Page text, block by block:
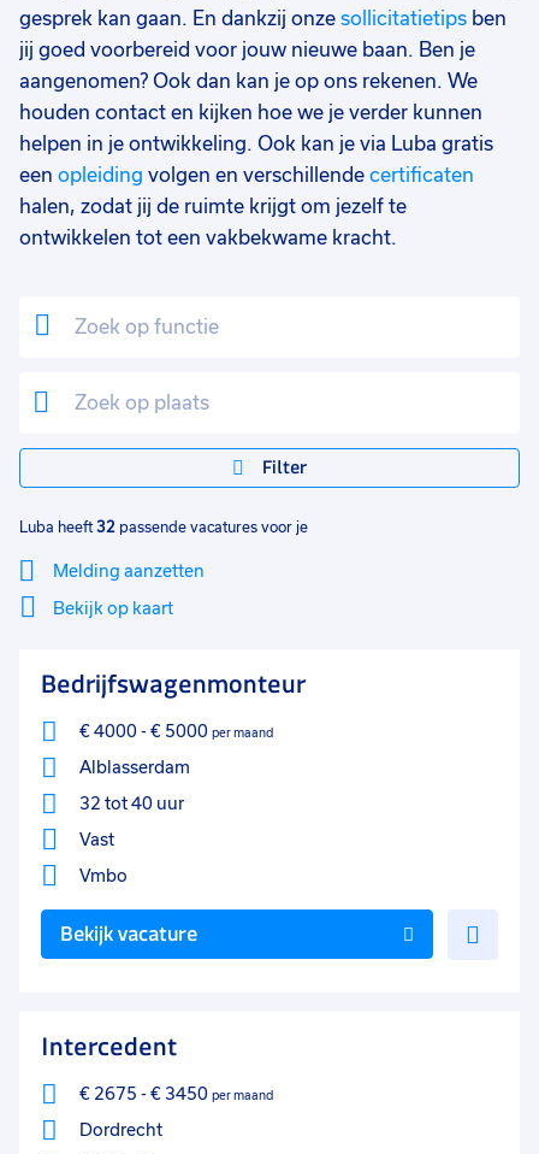
gesprek kan gaan. En dankzij onze sollicitatietips ben
jij goed voorbereid voor jouw nieuwe baan. Ben je
aangenomen? Ook dan kan je op ons rekenen. We
houden contact en kijken hoe we je verder kunnen
helpen in je ontwikkeling. Ook kan je via Luba gratis
een opleiding volgen en verschillende certificaten
halen, zodat jij de ruimte krijgt om jezelf te
ontwikkelen tot een vakbekwame kracht.
Filter
Vmbo 4
MBO 3
MBO/HBO 2
Tijdelijk 8
Detacheren 4
37 - 40+ uur 16
25 - 32 uur
0 - 8 uur 7
17 - 24 uur 4
9 - 16 uur 3
Luba heeft 32 passende vacatures voor je
Melding aanzetten
Bekijk op kaart
Filter
Sluiten
Bedrijfswagenmonteur
€ 4000- € 5000 per maand
Alblasserdam
32 tot 40 uur
Vast
Vmbo
Bekijk vacature
Intercedent
€ 2675 - € 3450 per maand
Dordrecht